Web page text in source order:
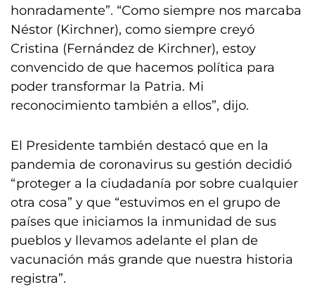
honradamente”. “Como siempre nos marcaba
Néstor (Kirchner), como siempre creyó
Cristina (Fernández de Kirchner), estoy
convencido de que hacemos política para
poder transformar la Patria. Mi
reconocimiento también a ellos”, dijo.
El Presidente también destacó que en la
pandemia de coronavirus su gestión decidió
“proteger a la ciudadanía por sobre cualquier
otra cosa” y que “estuvimos en el grupo de
países que iniciamos la inmunidad de sus
pueblos y llevamos adelante el plan de
vacunación más grande que nuestra historia
registra”.